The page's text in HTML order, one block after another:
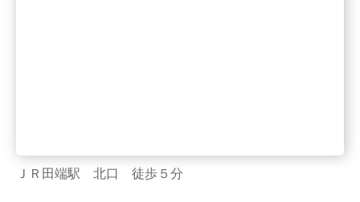
ＪＲ田端駅 北口 徒歩５分